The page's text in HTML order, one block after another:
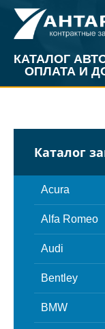
КАТАЛОГ
ОПЛАТА И
Каталог
Acura
Alfa Romeo
Audi
Bentley
BMW